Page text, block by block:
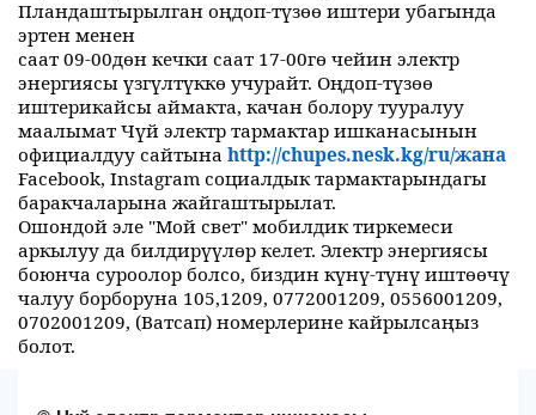
Пландаштырылган оңдоп-түзөө иштери убагында
эртен менен
саат 09-00дөн кечки саат 17-00гө чейин электр
энергиясы үзгүлтүккө учурайт. Оңдоп-түзөө
иштерикайсы аймакта, качан болору тууралуу
маалымат Чүй электр тармактар ишканасынын
официалдуу сайтына http://chupes.nesk.kg/ru/жана
Facebook, Instagram социалдык тармактарындагы
баракчаларына жайгаштырылат.
Ошондой эле "Мой свет" мобилдик тиркемеси
аркылуу да билдирүүлөр келет. Электр энергиясы
боюнча суроолор болсо, биздин күнү-түнү иштөөчү
чалуу борборуна 105,1209, 0772001209, 0556001209,
0702001209, (Ватсап) номерлерине кайрылсаңыз
болот.